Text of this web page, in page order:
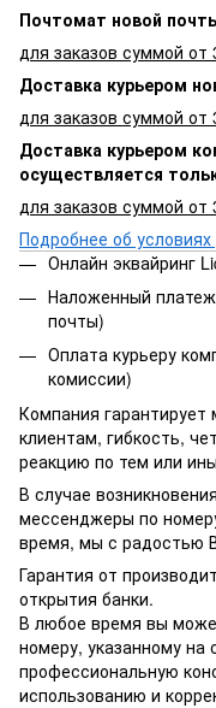
Почтомат новой
для заказов суммой от
Доставка курьером
для заказов суммой от
Доставка курьером
осуществляется
для заказов суммой от
Подробнее об условиях
Онлайн эквайринг
Наложенный
почты)
Оплата курьеру
комиссии)
Компания
клиентам, гибкость,
реакцию по тем или
В случае
мессенджеры по
время, мы с радостью
Гарантия от
открытия банки.
В любое время вы
номеру, указанному на
профессиональную
использованию и